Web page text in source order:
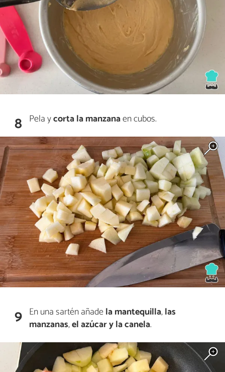
8 Pela ycorta la manzanaen cubos.
9 En una sartén añadela mantequilla,las
manzanas,el azúcar y la canela.